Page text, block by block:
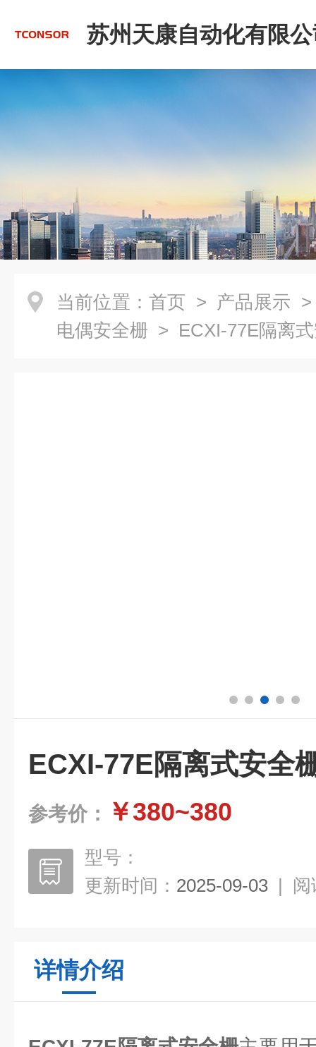
苏州天康自动化有限
当前位置： 首页 > 产品展示
电偶安全栅 > ECXI-77E隔离
ECXI-77E隔离式安全
参考价： ￥380~380
型号：
更新时间： 2025-09-03 | 阅
详情介绍